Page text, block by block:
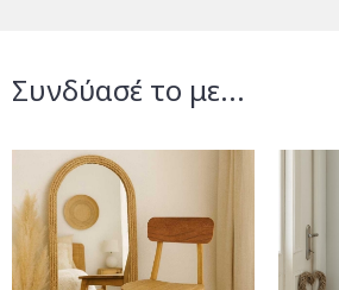
Συνδύασέ το με...